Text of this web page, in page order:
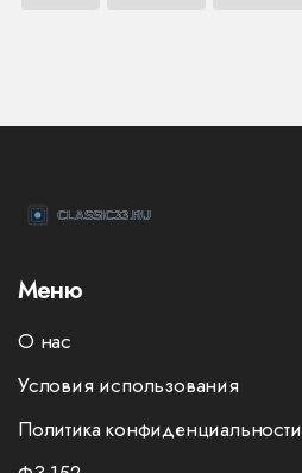
Меню
О нас
Условия использования
Политика конфиденциальности